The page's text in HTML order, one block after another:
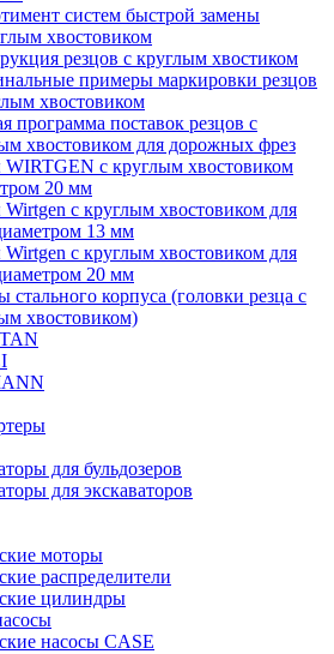
систем быстрой замены
хвостовиком
резцов с круглым хвостиком
примеры маркировки резцов
хвостовиком
программа поставок резцов с
хвостовиком для дорожных фрез
WIRTGEN с круглым хвостовиком
20 мм
Wirtgen с круглым хвостовиком для
13 мм
Wirtgen с круглым хвостовиком для
20 мм
корпуса (головки резца с
хвостовиком)
для бульдозеров
для экскаваторов
моторы
распределители
цилиндры
насосы CASE